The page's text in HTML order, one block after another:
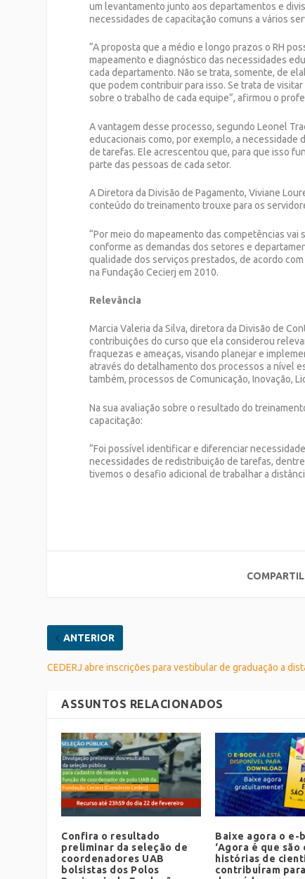
um levantamento junto aos departamentos e
necessidades de capacitação comuns a vários
“A proposta que a médio e longo prazos o RH
mapeamento e diagnóstico das necessidades
cada departamento. Não se trata, somente, de
que podem contribuir para isso. Se trata de
sobre o trabalho de cada equipe”, afirmou o
A vantagem desse processo, segundo Leonel
educacionais como, por exemplo, a
de tarefas. Ele acrescentou que, para que isso
parte das pessoas de cada setor.
A Diretora da Divisão de Pagamento, Viviane
conteúdo do treinamento trouxe para os
“Por meio do mapeamento das competências
conforme as demandas dos setores e
qualidade dos serviços prestados, de acordo
na Fundação Cecierj em 2010.
Relevância
Marcia Valeria da Silva, diretora da Divisão de
contribuições do curso que ela considerou
fraquezas e ameaças, visando planejar e
através do detalhamento dos processos a nível
também, processos de Comunicação, Inovação,
Na sua avaliação sobre o resultado do
capacitação:
“Foi possível identificar e diferenciar
necessidades de redistribuição de tarefas,
tivemos o desafio adicional de trabalhar a
ANTERIOR
CEDERJ abre inscrições para vestibular de graduação a
ASSUNTOS RELACIONADOS
Confira o resultado
preliminar da seleção de
coordenadores UAB
bolsistas dos Polos
Baixe agora o e-
‘Agora é que são
histórias de
contribuÍram